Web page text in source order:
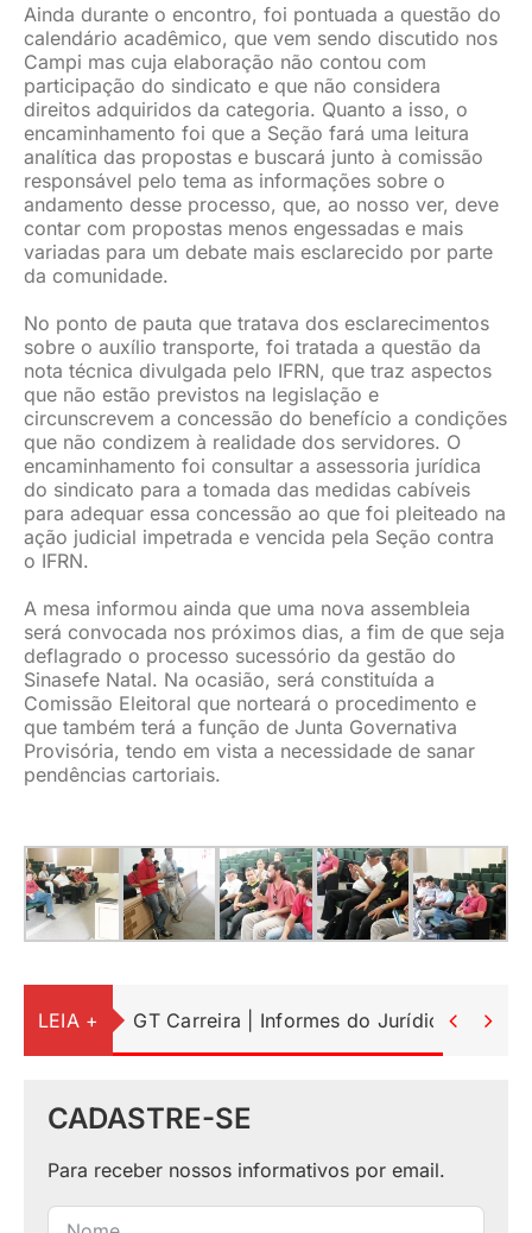
Ainda durante o encontro, foi pontuada a questão do
calendário acadêmico, que vem sendo discutido nos
Campi mas cuja elaboração não contou com
participação do sindicato e que não considera
direitos adquiridos da categoria. Quanto a isso, o
encaminhamento foi que a Seção fará uma leitura
analítica das propostas e buscará junto à comissão
responsável pelo tema as informações sobre o
andamento desse processo, que, ao nosso ver, deve
contar com propostas menos engessadas e mais
variadas para um debate mais esclarecido por parte
da comunidade.
No ponto de pauta que tratava dos esclarecimentos
sobre o auxílio transporte, foi tratada a questão da
nota técnica divulgada pelo IFRN, que traz aspectos
que não estão previstos na legislação e
circunscrevem a concessão do benefício a condições
que não condizem à realidade dos servidores. O
encaminhamento foi consultar a assessoria jurídica
do sindicato para a tomada das medidas cabíveis
para adequar essa concessão ao que foi pleiteado na
ação judicial impetrada e vencida pela Seção contra
o IFRN.
A mesa informou ainda que uma nova assembleia
será convocada nos próximos dias, a fim de que seja
deflagrado o processo sucessório da gestão do
Sinasefe Natal. Na ocasião, será constituída a
Comissão Eleitoral que norteará o procedimento e
que também terá a função de Junta Governativa
Provisória, tendo em vista a necessidade de sanar
pendências cartoriais.
LEIA + GT Carreira | Informes do Jurídico 
CADASTRE-SE
Para receber nossos informativos por email.